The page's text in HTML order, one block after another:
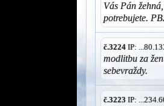
Vás Pán
potrebujete.
č.3224 IP:
modlitbu za
sebevraždy.
č.3223 IP: